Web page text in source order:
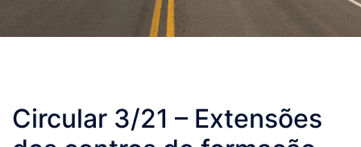
Circular 3/21 – Extensões